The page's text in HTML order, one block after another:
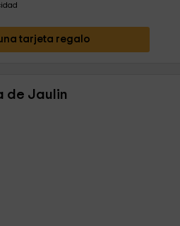
tarjeta regalo
de Jaulin